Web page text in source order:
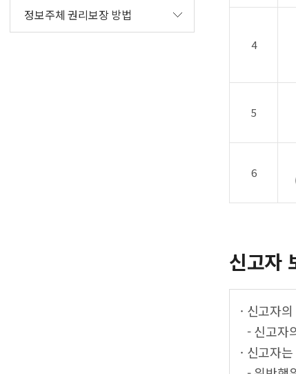
정보주체 권리보장 방법
4
5
6
신고자
· 신고자
- 신고자
· 신고자